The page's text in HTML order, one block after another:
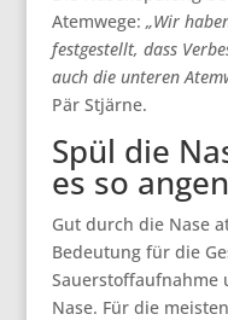
Atemwege: „Wir
festgestellt, dass
auch die unteren
Pär Stjärne.
Spül die
es so
Gut durch die Nase
Bedeutung für die
Sauerstoffaufnahme
Nase. Für die